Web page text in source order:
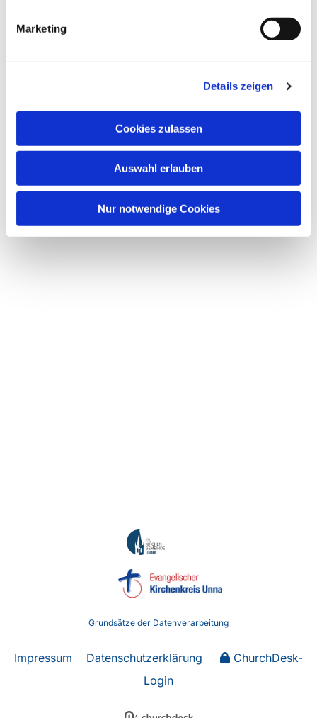
Marketing
Details zeigen
Cookies zulassen
Auswahl erlauben
Nur notwendige Cookies
interessieren
Grundsätze der Datenverarbeitung
Impressum Datenschutzerklärung
ChurchDesk-
Login